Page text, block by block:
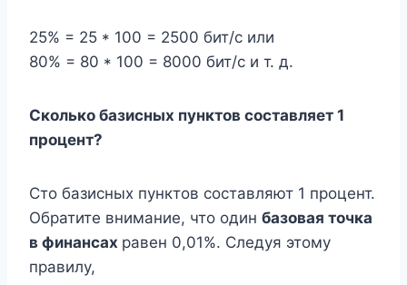
25% = 25 * 100 = 2500 бит/с или
80% = 80 * 100 = 8000 бит/с и т. д.
Сколько базисных пунктов составляет 1
процент?
Сто базисных пунктов составляют 1 процент.
Обратите внимание, что один базовая точка
в финансах равен 0,01%. Следуя этому
правилу,